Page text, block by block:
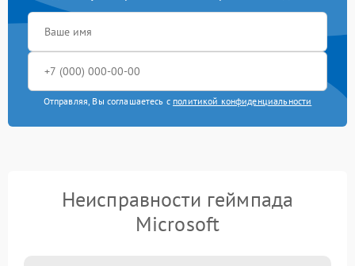
Отправляя, Вы соглашаетесь с политикой конфиденциальности
Неисправности геймпада
Microsoft